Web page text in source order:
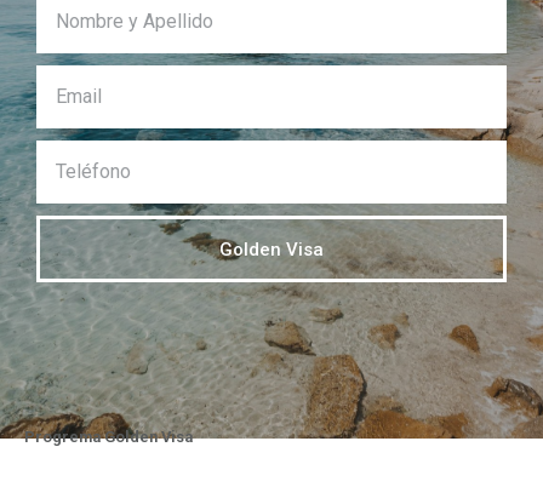
Teléfono
Golden Visa
Progrema Golden Visa